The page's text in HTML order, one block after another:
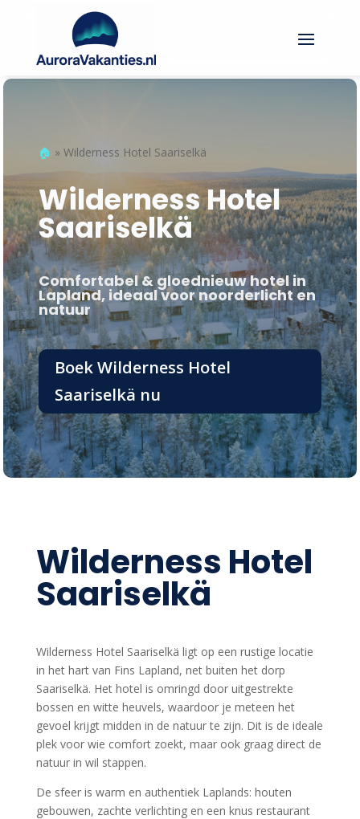
🏠︎ »Wilderness Hotel Saariselkä
Wilderness Hotel
Saariselkä
Comfortabel & gloednieuw hotel in
Lapland, ideaal voor noorderlicht en
natuur
Boek Wilderness Hotel
Saariselkä nu
Wilderness Hotel
Saariselkä
Wilderness Hotel Saariselkä ligt op een rustige locatie
in het hart van Fins Lapland, net buiten het dorp
Saariselkä. Het hotel is omringd door uitgestrekte
bossen en witte heuvels, waardoor je meteen het
gevoel krijgt midden in de natuur te zijn. Dit is de ideale
plek voor wie comfort zoekt, maar ook graag direct de
natuur in wil stappen.
De sfeer is warm en authentiek Laplands: houten
gebouwen, zachte verlichting en een knus restaurant